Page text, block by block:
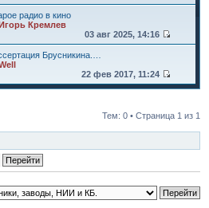
радио в кино
Кремлев
03 авг 2025, 14:16
Брусникина.…
22 фев 2017, 11:24
Тем: 0 • Страница 1 из 1